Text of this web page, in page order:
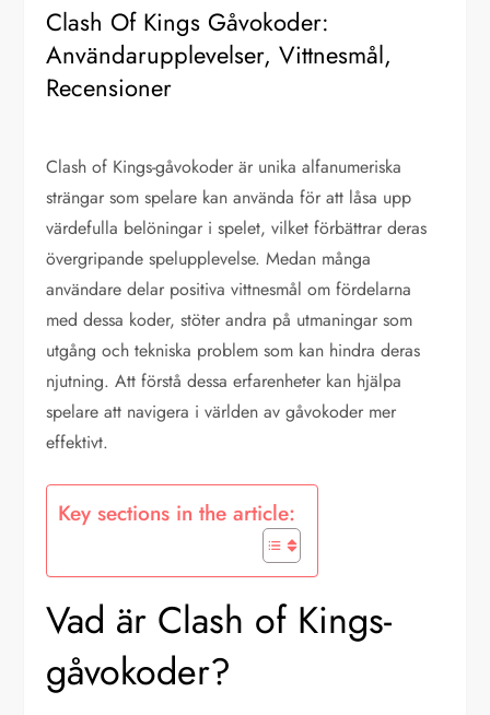
Clash Of Kings Gåvokoder:
Användarupplevelser, Vittnesmål,
Recensioner
Clash of Kings-gåvokoder är unika alfanumeriska
strängar som spelare kan använda för att låsa upp
värdefulla belöningar i spelet, vilket förbättrar deras
övergripande spelupplevelse. Medan många
användare delar positiva vittnesmål om fördelarna
med dessa koder, stöter andra på utmaningar som
utgång och tekniska problem som kan hindra deras
njutning. Att förstå dessa erfarenheter kan hjälpa
spelare att navigera i världen av gåvokoder mer
effektivt.
Key sections in the article:
Vad är Clash of Kings-
gåvokoder?